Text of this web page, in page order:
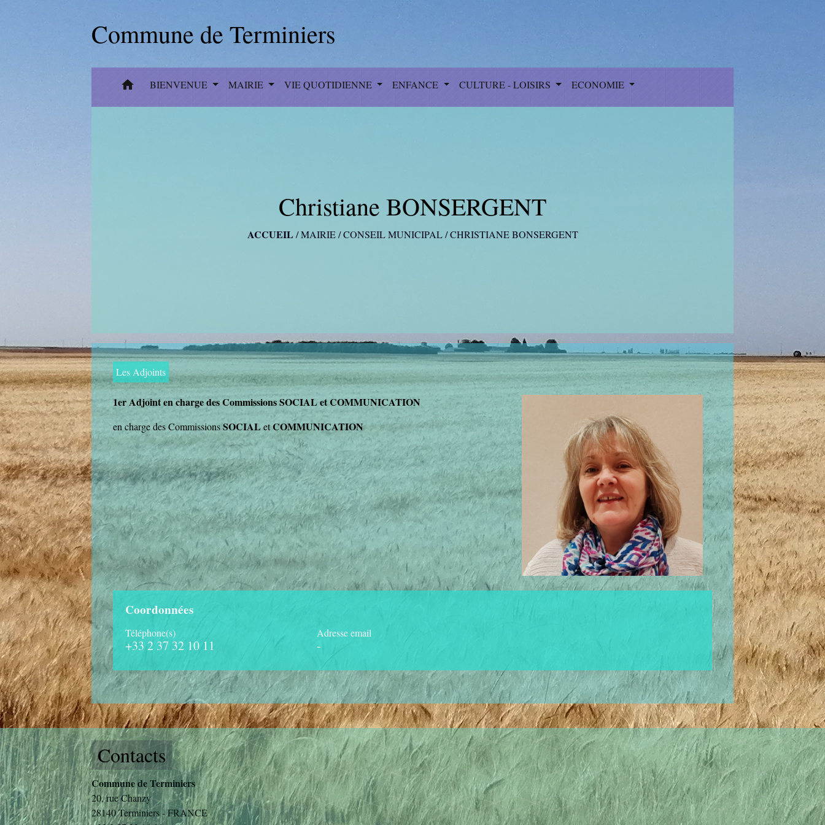
Commune de Terminiers
home BIENVENUE MAIRIE VIE QUOTIDIENNE ENFANCE CULTURE - LOISIRS ECONOMIE
Christiane BONSERGENT
ACCUEIL /MAIRIE/CONSEIL MUNICIPAL/CHRISTIANE BONSERGENT
Les Adjoints
1er Adjoint en charge des Commissions SOCIAL et COMMUNICATION
en charge des CommissionsSOCIALetCOMMUNICATION
Coordonnées
Téléphone(s)
+33 2 37 32 10 11
Adresse email
-
Contacts
Commune de Terminiers
20, rue Chanzy
28140 Terminiers - FRANCE